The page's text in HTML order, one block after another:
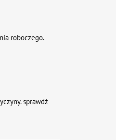
roboczego.
sprawdź